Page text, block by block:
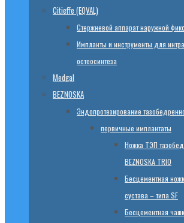
Citieffe (EQVAL)
Стержневой аппарат наружной
Импланты и инструменты для
остеосинтеза
Medgal
BEZNOSKA
Эндопротезированиe
первичные имплантаты
Ножка ТЭП
BEZNOSKA TRIO
Бесцементная
сустава – типа SF
Бесцементная